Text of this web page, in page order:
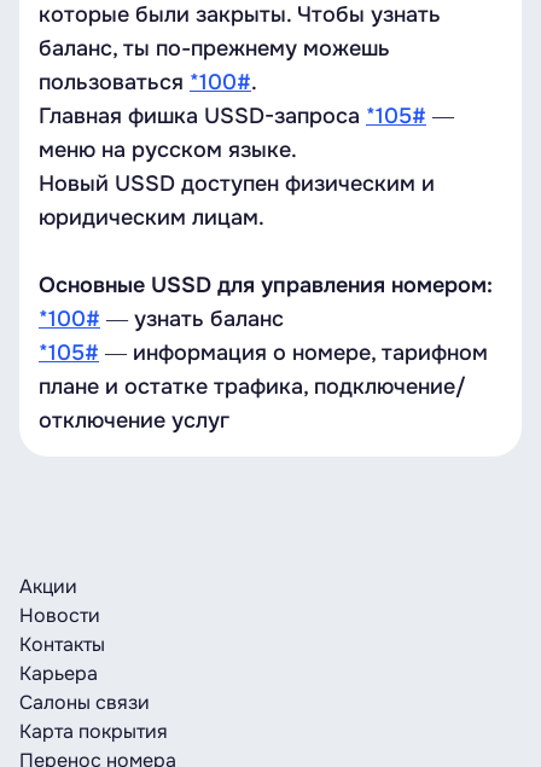
которые были закрыты. Чтобы узнать
баланс, ты по-прежнему можешь
пользоваться *100#.
Главная фишка USSD-запроса *105# ―
меню на русском языке.
Новый USSD доступен физическим и
юридическим лицам.
Основные USSD для управления номером:
*100# ― узнать баланс
*105# ― информация о номере, тарифном
плане и остатке трафика, подключение/
отключение услуг
Акции
Новости
Контакты
Карьера
Салоны связи
Карта покрытия
Перенос номера